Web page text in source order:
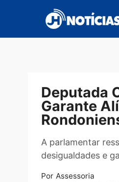
conteúdo
Garante
A parlamentar
desigualdades